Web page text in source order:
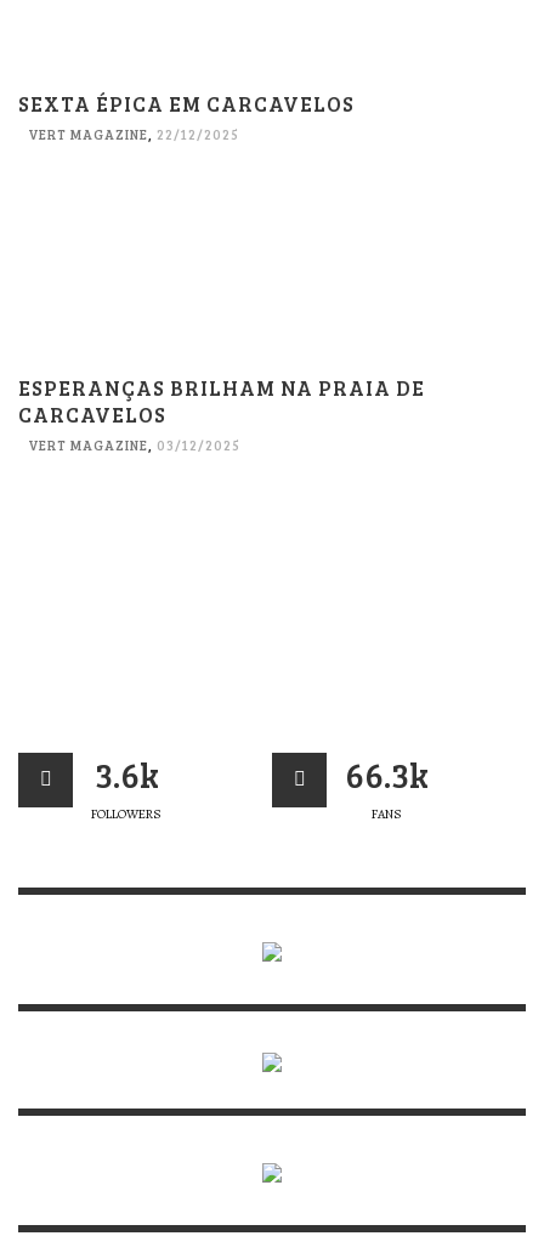
SEXTA ÉPICA EM CARCAVELOS
VERT MAGAZINE, 22/12/2025
ESPERANÇAS BRILHAM NA PRAIA DE
CARCAVELOS
VERT MAGAZINE, 03/12/2025
3.6k
FOLLOWERS
66.3k
FANS